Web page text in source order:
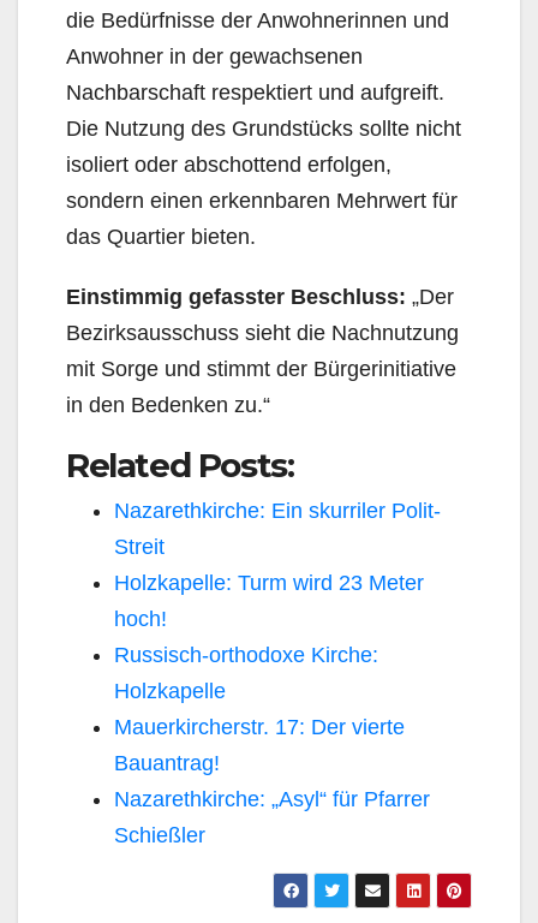
die Bedürfnisse der Anwohnerinnen und
Anwohner in der gewachsenen
Nachbarschaft respektiert und aufgreift.
Die Nutzung des Grundstücks sollte nicht
isoliert oder abschottend erfolgen,
sondern einen erkennbaren Mehrwert für
das Quartier bieten.
Einstimmig gefasster Beschluss: „Der
Bezirksausschuss sieht die Nachnutzung
mit Sorge und stimmt der Bürgerinitiative
in den Bedenken zu.“
Related Posts:
Nazarethkirche: Ein skurriler Polit-
Streit
Holzkapelle: Turm wird 23 Meter
hoch!
Russisch-orthodoxe Kirche:
Holzkapelle
Mauerkircherstr. 17: Der vierte
Bauantrag!
Nazarethkirche: „Asyl“ für Pfarrer
Schießler